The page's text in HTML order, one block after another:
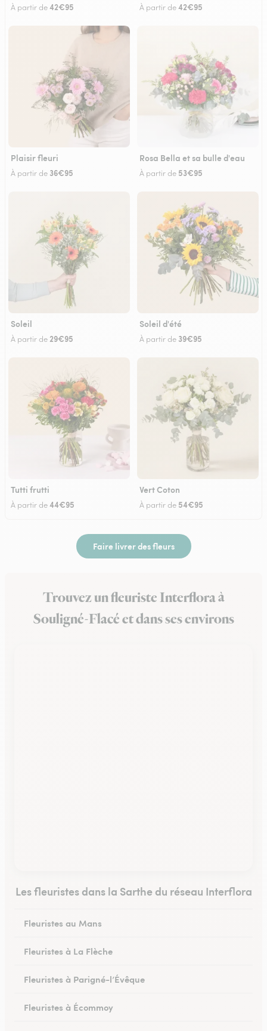
À partir de42€95 À partir de42€95
Plaisir fleuri
À partir de 36€95
Rosa Bella et sa bulle d'eau
À partir de 53€95
Soleil
À partir de 29€95
Soleil d'été
À partir de 39€95
Tutti frutti
À partir de44€95
Vert Coton
À partir de 54€95
Faire livrer des fleurs
Trouvez un fleuriste Interflora à
Souligné-Flacé et dans ses environs
Les fleuristes dans la Sarthe du réseau Interflora
Fleuristes au Mans
Fleuristes à La Flèche
Fleuristes à Parigné-l’Évêque
Fleuristes à Écommoy